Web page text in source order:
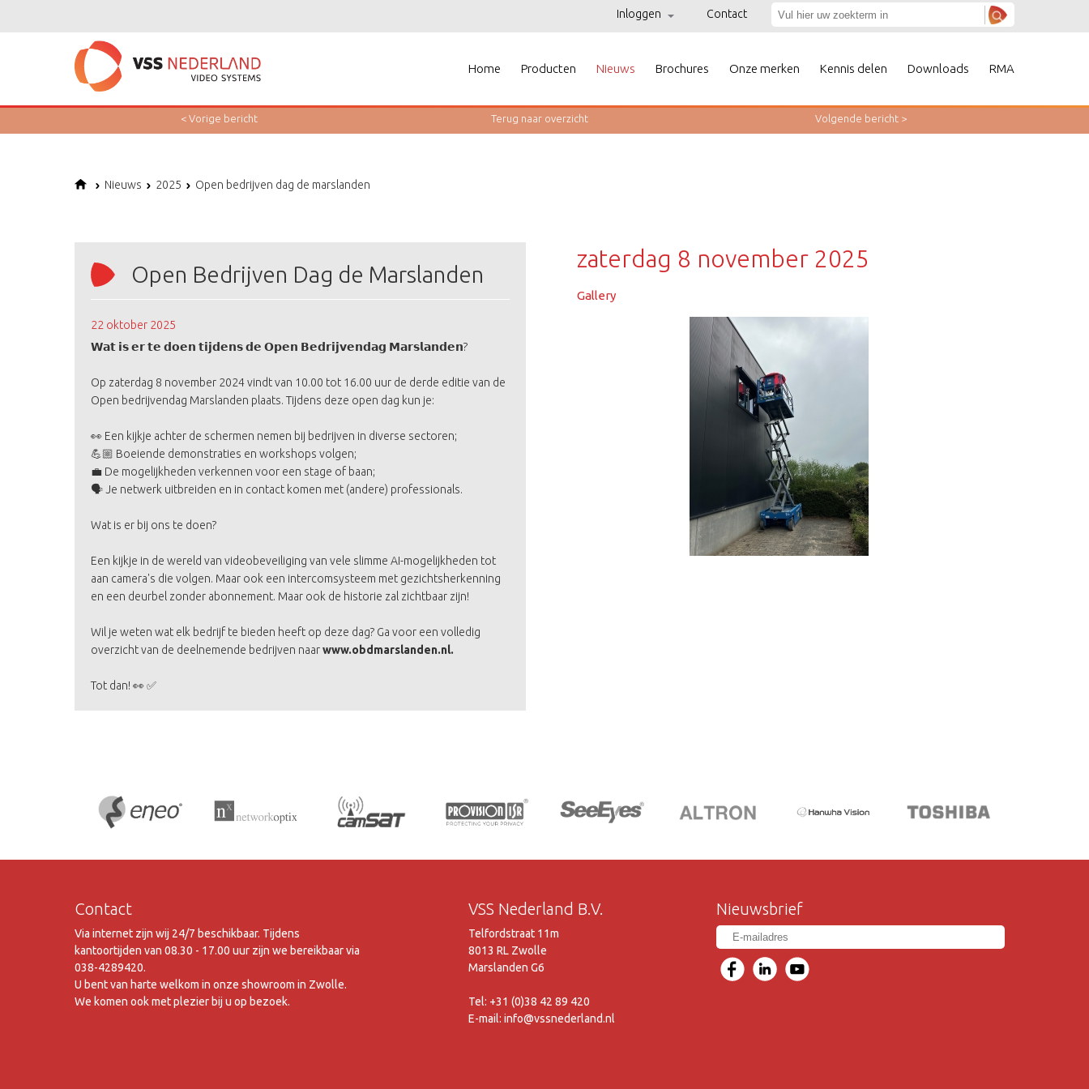
Inloggen Contact
Home Producten Nieuws Brochures Onze merken Kennis delen Downloads RMA
< Vorige bericht Terug naar overzicht Volgende bericht>
Nieuws 2025 Open bedrijven dag de marslanden
Open Bedrijven Dag de Marslanden
22 oktober 2025
𝗪𝗮𝘁 𝗶𝘀 𝗲𝗿 𝘁𝗲 𝗱𝗼𝗲𝗻 𝘁𝗶𝗷𝗱𝗲𝗻𝘀 𝗱𝗲 𝗢𝗽𝗲𝗻 𝗕𝗲𝗱𝗿𝗶𝗷𝘃𝗲𝗻𝗱𝗮𝗴 𝗠𝗮𝗿𝘀𝗹𝗮𝗻𝗱𝗲𝗻?
Op zaterdag 8 november 2024 vindt van 10.00 tot 16.00 uur de derde editie van de
Open bedrijvendag Marslanden plaats. Tijdens deze open dag kun je:
👀 Een kijkje achter de schermen nemen bij bedrijven in diverse sectoren;
💪🏼 Boeiende demonstraties en workshops volgen;
💼 De mogelijkheden verkennen voor een stage of baan;
🗣️ Je netwerk uitbreiden en in contact komen met (andere) professionals.
Wat is er bij ons te doen?
Een kijkje in de wereld van videobeveiliging van vele slimme AI-mogelijkheden tot
aan camera's die volgen. Maar ook een intercomsysteem met gezichtsherkenning
en een deurbel zonder abonnement. Maar ook de historie zal zichtbaar zijn!
Wil je weten wat elk bedrijf te bieden heeft op deze dag? Ga voor een volledig
overzicht van de deelnemende bedrijven naarwww.obdmarslanden.nl.
Tot dan! 👀 ✅
zaterdag 8 november 2025
Gallery
Contact
Via internet zijn wij 24/7 beschikbaar. Tijdens
kantoortijden van 08.30 - 17.00 uur zijn we bereikbaar via
038-4289420.
U bent van harte welkom in onze showroom in Zwolle.
We komen ook met plezier bij u op bezoek.
VSS Nederland B.V.
Telfordstraat 11m
8013 RL Zwolle
Marslanden G6
Tel: +31 (0)38 42 89 420
E-mail: info@vssnederland.nl
Nieuwsbrief